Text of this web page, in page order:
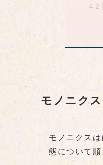
モノニク
モノニクス
態について順